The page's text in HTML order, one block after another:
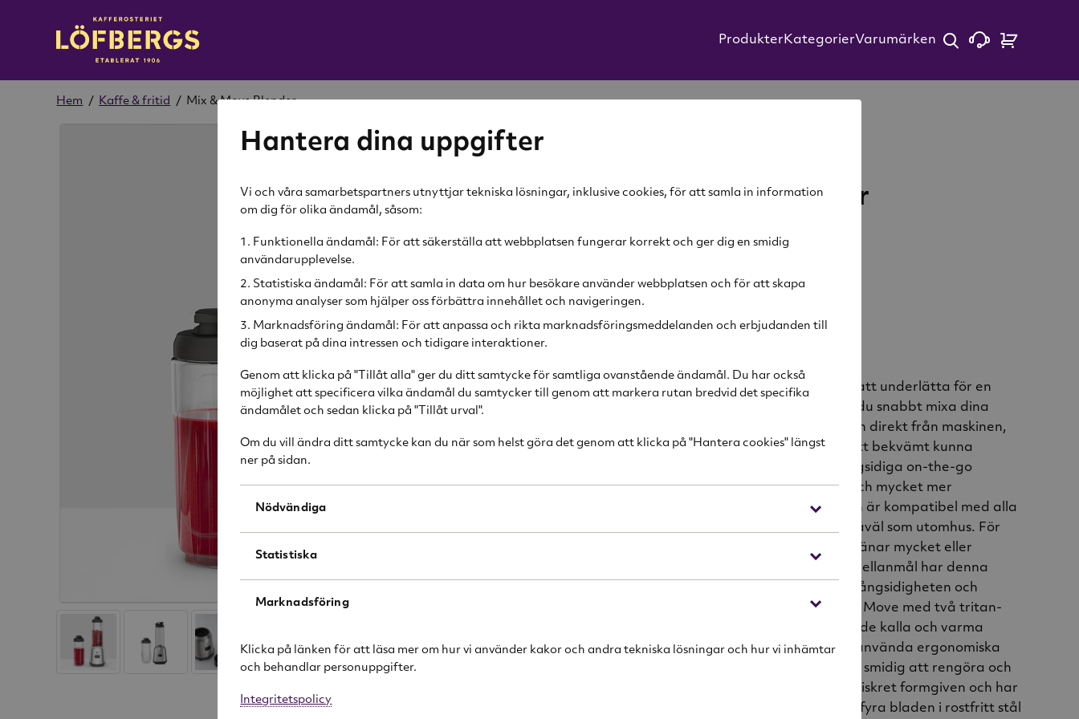
Hantera dina uppgifter
Vi och våra samarbetspartners utnyttjar tekniska lösningar, inklusive cookies, för att samla in information
om dig för olika ändamål, såsom:
Funktionella ändamål: För att säkerställa att webbplatsen fungerar korrekt och ger dig en smidig
användarupplevelse.
Statistiska ändamål: För att samla in data om hur besökare använder webbplatsen och för att skapa
anonyma analyser som hjälper oss förbättra innehållet och navigeringen.
Marknadsföring ändamål: För att anpassa och rikta marknadsföringsmeddelanden och erbjudanden till
dig baserat på dina intressen och tidigare interaktioner.
Genom att klicka på "Tillåt alla" ger du ditt samtycke för samtliga ovanstående ändamål. Du har också
möjlighet att specificera vilka ändamål du samtycker till genom att markera rutan bredvid det specifika
ändamålet och sedan klicka på "Tillåt urval".
Om du vill ändra ditt samtycke kan du när som helst göra det genom att klicka på "Hantera cookies" längst
ner på sidan.
Nödvändiga
Statistiska
Marknadsföring
Klicka på länken för att läsa mer om hur vi använder kakor och andra tekniska lösningar och hur vi inhämtar
och behandlar personuppgifter.
Integritetspolicy
Produkter KategorierVarumärken
Hem / Kaffe & fritid / Mix & Move Blender
Mix & Move Blender
Rek. pris 729 kr
Ej i lager
Mix & Move blender är framtagen för att underlätta för en
stressig vardag. Med Mix & Move kan du snabbt mixa dina
ingredienser och ta med dig behållaren direkt från maskinen,
precis innan du sticker hemifrån! För att bekvämt kunna
användas av en person är denna mångsidiga on-the-go
blender mindre än en vanlig blender och mycket mer
lätthanterlig. Den unika formgivningen är kompatibel med alla
möjliga typer av aktiviteter, inomhus såväl som utomhus. För
studenten eller tonåringen, den som tränar mycket eller
uppskattar snabba och hälsosamma mellanmål har denna
blender allt som behövs. För att öka mångsidigheten och
smidigheten ytterligare kommer Mix & Move med två tritan-
bägare på 600 ml som kan hantera både kalla och varma
drycker, förinställda program och lättanvända ergonomiska
funktionsknappar. Mix & Move är även smidig att rengöra och
flaskorna tål diskmaskin. Blendern är diskret formgiven och har
ett stilrent ytterhölje i rostfritt stål. De fyra bladen i rostfritt stål